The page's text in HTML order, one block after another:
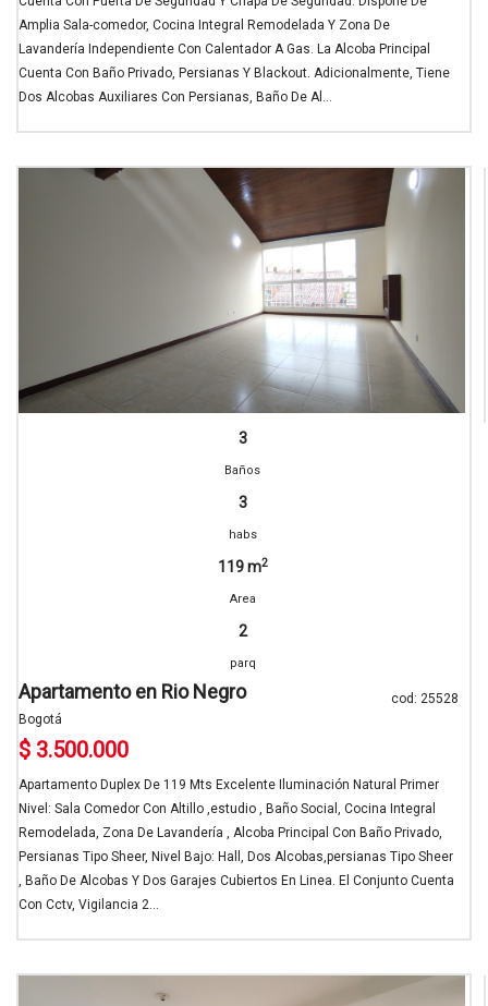
Amplia Sala-comedor, Cocina Integral Remodelada Y Zona De
Lavandería Independiente Con Calentador A Gas. La Alcoba Principal
Cuenta Con Baño Privado, Persianas Y Blackout. Adicionalmente, Tiene
Dos Alcobas Auxiliares Con Persianas, Baño De Al...
3
Baños
3
habs
119 m2
Area
2
parq
cod: 25528
Apartamento en Rio Negro
Bogotá
$ 3.500.000
Apartamento Duplex De 119 Mts Excelente Iluminación Natural Primer
Nivel: Sala Comedor Con Altillo ,estudio , Baño Social, Cocina Integral
Remodelada, Zona De Lavandería , Alcoba Principal Con Baño Privado,
Persianas Tipo Sheer, Nivel Bajo: Hall, Dos Alcobas,persianas Tipo Sheer
, Baño De Alcobas Y Dos Garajes Cubiertos En Linea. El Conjunto Cuenta
Con Cctv, Vigilancia 2...